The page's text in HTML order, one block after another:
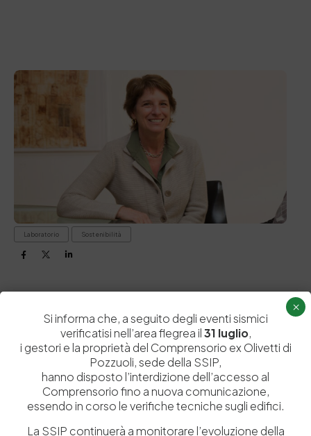
Laboratorio Sostenibilità
PREVIOUS ARTICOLO NEXT ARTICOLO
Related Posts
Si informa che, a seguito degli eventi sismici
verificatisi nell’area flegrea il31 luglio,
i gestori e la proprietà del Comprensorio ex Olivetti di
Pozzuoli, sede della SSIP,
hanno disposto l’interdizione dell’accesso al
Comprensorio fino a nuova comunicazione,
essendo in corso le verifiche tecniche sugli edifici.
La SSIP continuerà a monitorare l’evoluzione della
×